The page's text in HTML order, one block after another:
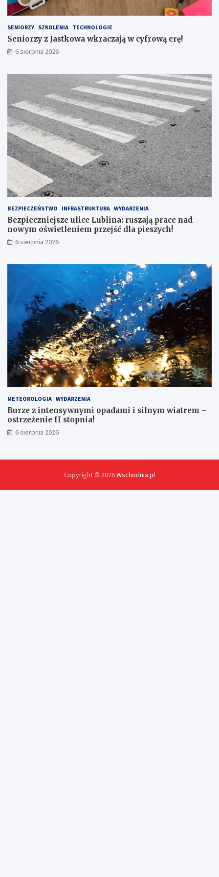
A
L
U
B
E
L
I
E
G
O
N
R
1
6
7
SENIORZY SZKOLENIA TECHNOLOGIE
Seniorzy z Jastkowa wkraczają w cyfrową erę!
6 sierpnia 2026
BEZPIECZEŃSTWO INFRASTRUKTURA WYDARZENIA
Bezpieczniejsze ulice Lublina: ruszają prace nad
nowym oświetleniem przejść dla pieszych!
6 sierpnia 2026
METEOROLOGIA WYDARZENIA
Burze z intensywnymi opadami i silnym wiatrem –
ostrzeżenie II stopnia!
6 sierpnia 2026
Copyright © 2026Wschodnia.pl